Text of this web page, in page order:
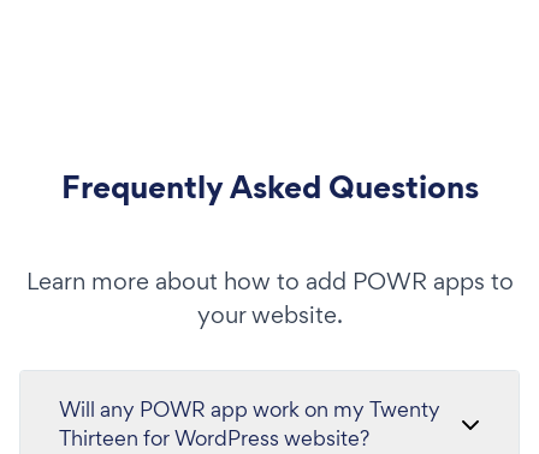
Frequently Asked Questions
Learn more about how to add POWR apps to
your website.
Will any POWR app work on my Twenty
Thirteen for WordPress website?